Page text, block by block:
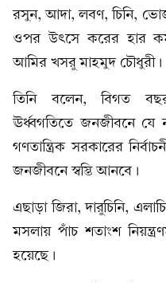
রসুন, আদা, লবণ, চিনি,
ওপর উৎসে করের হার
আমির খসরু মাহমুদ চৌধুরী।
তিনি বলেন, বিগত
ঊর্ধ্বগতিতে জনজীবনে যে
গণতান্ত্রিক সরকারের
জনজীবনে স্বস্তি আনবে।
এছাড়া জিরা, দারুচিনি,
মসলায় পাঁচ শতাংশ
হয়েছে।